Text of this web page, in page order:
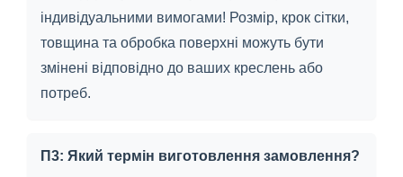
індивідуальними вимогами! Розмір, крок сітки,
товщина та обробка поверхні можуть бути
змінені відповідно до ваших креслень або
потреб.
П3: Який термін виготовлення замовлення?